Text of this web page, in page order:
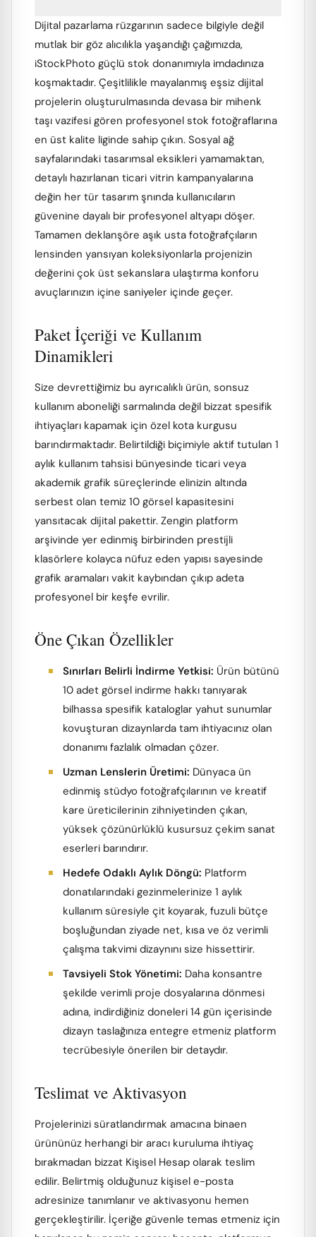
Dijital pazarlama rüzgarının sadece bilgiyle değil
mutlak bir göz alıcılıkla yaşandığı çağımızda,
iStockPhoto güçlü stok donanımıyla imdadınıza
koşmaktadır. Çeşitlilikle mayalanmış eşsiz dijital
projelerin oluşturulmasında devasa bir mihenk
taşı vazifesi gören profesyonel stok fotoğraflarına
en üst kalite liginde sahip çıkın. Sosyal ağ
sayfalarındaki tasarımsal eksikleri yamamaktan,
detaylı hazırlanan ticari vitrin kampanyalarına
değin her tür tasarım şnında kullanıcıların
güvenine dayalı bir profesyonel altyapı döşer.
Tamamen deklanşöre aşık usta fotoğrafçıların
lensinden yansıyan koleksiyonlarla projenizin
değerini çok üst sekanslara ulaştırma konforu
avuçlarınızın içine saniyeler içinde geçer.
Paket İçeriği ve Kullanım
Dinamikleri
Size devrettiğimiz bu ayrıcalıklı ürün, sonsuz
kullanım aboneliği sarmalında değil bizzat spesifik
ihtiyaçları kapamak için özel kota kurgusu
barındırmaktadır. Belirtildiği biçimiyle aktif tutulan 1
aylık kullanım tahsisi bünyesinde ticari veya
akademik grafik süreçlerinde elinizin altında
serbest olan temiz 10 görsel kapasitesini
yansıtacak dijital pakettir. Zengin platform
arşivinde yer edinmiş birbirinden prestijli
klasörlere kolayca nüfuz eden yapısı sayesinde
grafik aramaları vakit kaybından çıkıp adeta
profesyonel bir keşfe evrilir.
Öne Çıkan Özellikler
Sınırları Belirli İndirme Yetkisi: Ürün bütünü
10 adet görsel indirme hakkı tanıyarak
bilhassa spesifik kataloglar yahut sunumlar
kovuşturan dizaynlarda tam ihtiyacınız olan
donanımı fazlalık olmadan çözer.
Uzman Lenslerin Üretimi: Dünyaca ün
edinmiş stüdyo fotoğrafçılarının ve kreatif
kare üreticilerinin zihniyetinden çıkan,
yüksek çözünürlüklü kusursuz çekim sanat
eserleri barındırır.
Hedefe Odaklı Aylık Döngü: Platform
donatılarındaki gezinmelerinize 1 aylık
kullanım süresiyle çit koyarak, fuzuli bütçe
boşluğundan ziyade net, kısa ve öz verimli
çalışma takvimi dizaynını size hissettirir.
Tavsiyeli Stok Yönetimi: Daha konsantre
şekilde verimli proje dosyalarına dönmesi
adına, indirdiğiniz doneleri 14 gün içerisinde
dizayn taslağınıza entegre etmeniz platform
tecrübesiyle önerilen bir detaydır.
Teslimat ve Aktivasyon
Projelerinizi süratlandırmak amacına binaen
ürününüz herhangi bir aracı kuruluma ihtiyaç
bırakmadan bizzat Kişisel Hesap olarak teslim
edilir. Belirtmiş olduğunuz kişisel e-posta
adresinize tanımlanır ve aktivasyonu hemen
gerçekleştirilir. İçeriğe güvenle temas etmeniz için